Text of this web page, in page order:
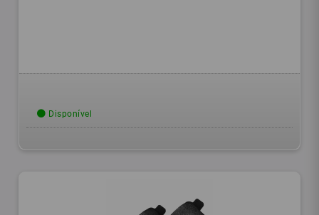
Disponível